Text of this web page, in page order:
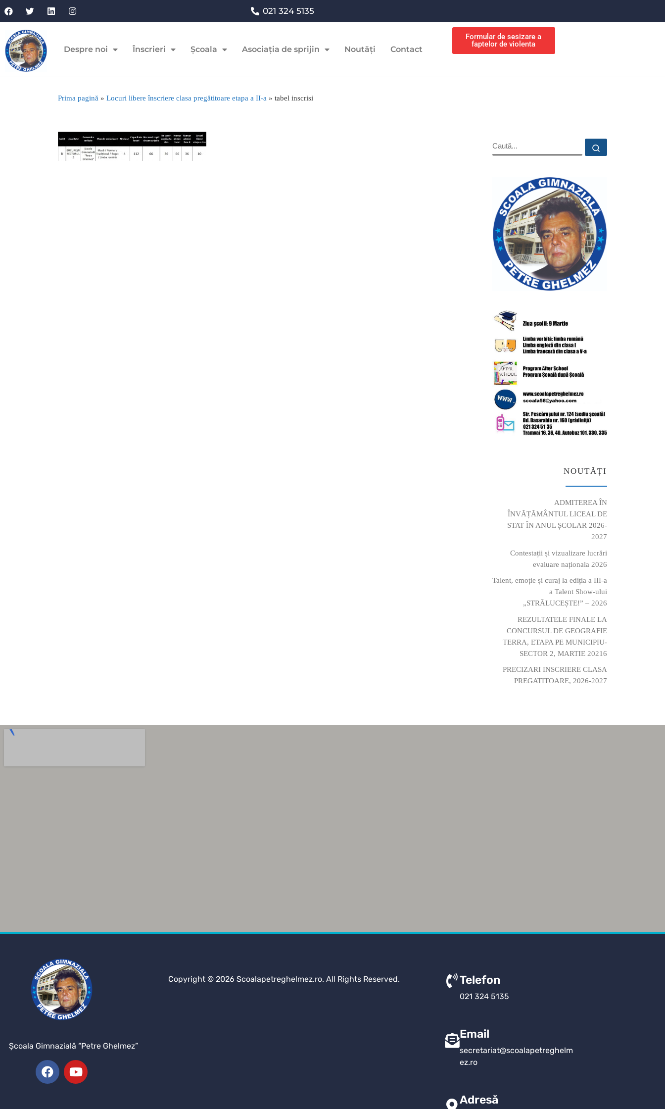
021 324 5135
Despre noi Înscrieri Școala Asociația de sprijin Noutăți Contact
Formular de sesizare a
faptelor de violenta
Prima pagină » Locuri libere înscriere clasa pregătitoare etapa a II-a » tabel inscrisi
NOUTĂȚI
ADMITEREA ÎN
ÎNVĂȚĂMÂNTUL LICEAL DE
STAT ÎN ANUL ȘCOLAR 2026-
2027
Contestații și vizualizare lucrări
evaluare naționala 2026
Talent, emoție și curaj la ediția a III-a
a Talent Show-ului
„STRĂLUCEȘTE!” – 2026
REZULTATELE FINALE LA
CONCURSUL DE GEOGRAFIE
TERRA, ETAPA PE MUNICIPIU-
SECTOR 2, MARTIE 20216
PRECIZARI INSCRIERE CLASA
PREGATITOARE, 2026-2027
Şcoala Gimnazială “Petre Ghelmez”
Copyright © 2026 Scoalapetreghelmez.ro. All Rights Reserved. Telefon
021 324 5135
Email
secretariat@scoalapetreghelm
ez.ro
Adresă